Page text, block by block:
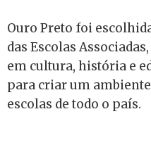
Ouro Preto foi
das Escolas
em cultura, história e
para criar um
escolas de todo o país.